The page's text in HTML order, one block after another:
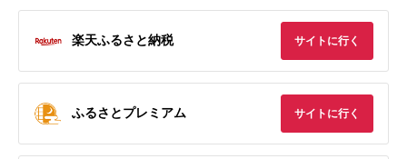
楽天ふるさと納税 サイトに行く
ふるさとプレミアム サイトに行く